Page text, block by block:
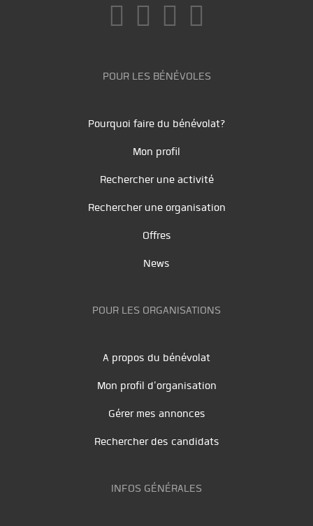
POUR LES BÉNÉVOLES
Pourquoi faire du bénévolat?
Mon profil
Rechercher une activité
Rechercher une organisation
Offres
News
POUR LES ORGANISATIONS
A propos du bénévolat
Mon profil d'organisation
Gérer mes annonces
Rechercher des candidats
INFOS GÉNÉRALES